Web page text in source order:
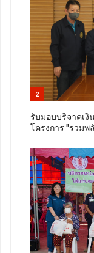
2
รับมอบบริจาคเ
โครงการ "รวมพ